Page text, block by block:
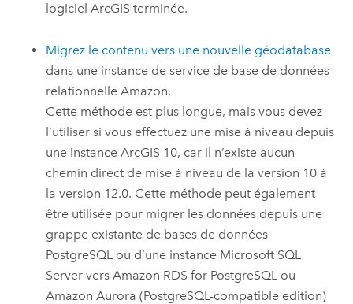
logiciel ArcGIS terminée.
Migrez le contenu vers une nouvelle géodatabase
dans une instance de service de base de données
relationnelleAmazon.
Cette méthode est plus longue, mais vous devez
l’utiliser si vous effectuez une mise à niveau depuis
une instance ArcGIS 10, car il n’existe aucun
chemin direct de mise à niveau de la version 10 à
la version 12.0. Cette méthode peut également
être utilisée pour migrer les données depuis une
grappe existante de bases de données
PostgreSQL ou d’une instance Microsoft SQL
Server versAmazon RDS for PostgreSQL ou
Amazon Aurora (PostgreSQL-compatible edition)